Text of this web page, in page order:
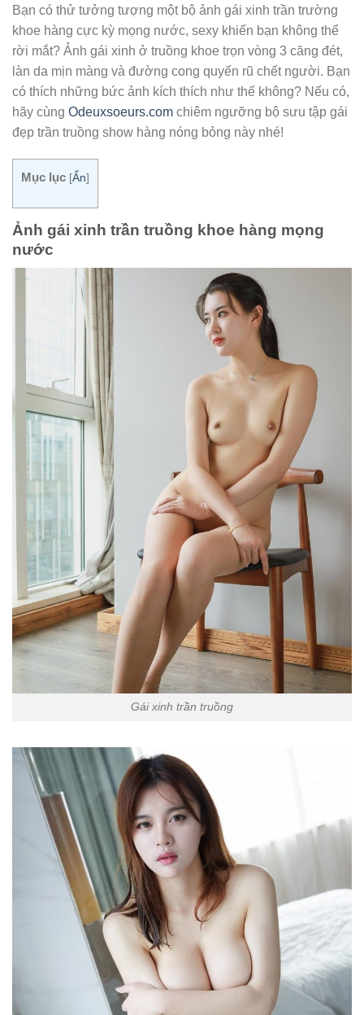
Bạn có thử tưởng tượng một bộ ảnh gái xinh trần trường
khoe hàng cực kỳ mọng nước, sexy khiến bạn không thể
rời mắt? Ảnh gái xinh ở truồng khoe trọn vòng 3 căng đét,
làn da mịn màng và đường cong quyến rũ chết người. Bạn
có thích những bức ảnh kích thích như thế không? Nếu có,
hãy cùng Odeuxsoeurs.com chiêm ngưỡng bộ sưu tập gái
đẹp trần truồng show hàng nóng bỏng này nhé!
Mục lục [Ẩn]
Ảnh gái xinh trần truồng khoe hàng mọng
nước
Gái xinh trần truồng